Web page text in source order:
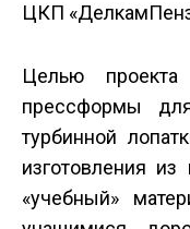
ЦКП
Целью проекта
пресс­формы
турбинной
изготовления
«учебный»